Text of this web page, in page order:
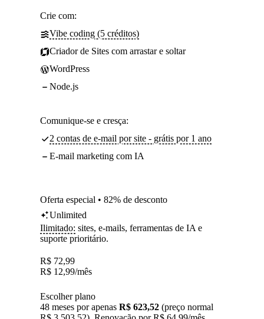
Crie com:
Vibe coding (5 créditos)
Criador de Sites com arrastar e soltar
WordPress
Node.js
Comunique-se e cresça:
2 contas de e-mail por site - grátis por 1 ano
E-mail marketing com IA
Oferta especial • 82% de desconto
Unlimited
Ilimitado: sites, e-mails, ferramentas de IA e
suporte prioritário.
R$ 72,99
R$ 12,99/mês
Escolher plano
48 meses por apenas R$ 623,52 (preço normal